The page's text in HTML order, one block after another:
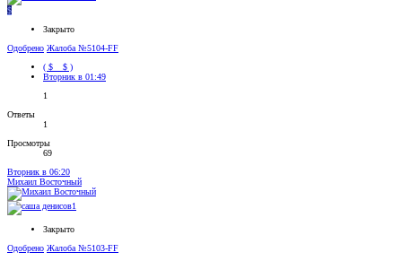
$
Закрыто
Одобрено Жалоба №5104-FF
( $ _ $ )
Вторник в 01:49
1
Ответы
1
Просмотры
69
Вторник в 06:20
Михаил Восточный
Закрыто
Одобрено Жалоба №5103-FF